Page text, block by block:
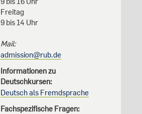
Freitag
9 bis 14 Uhr
Mail:
admission@rub.de
Informationen zu
Deutschkursen:
Deutsch als Fremdsprache
Fachspezifische Fragen: